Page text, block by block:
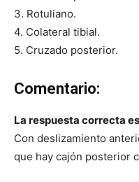
3. Rotuliano.
4. Colateral tibial.
5. Cruzado posterior.
Comentario:
La respuesta correcta
Con deslizamiento
que hay cajón posterior